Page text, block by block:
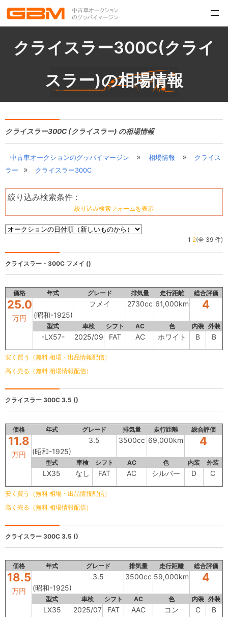
クライスラー300C(クライ
スラー)の相場情報
クライスラー300C (クライスラー) の相場情報
中古車オークションのグッバイマージン » 相場情報 »
クライス
ラー
» クライスラー300C
絞り込み検索条件 :
絞り込み検索フォームを表示
1 2(全 39 件)
クライスラー・300C フメイ ()
価格 年式 グレード 排気量 走行距離 総合評価
25.0
万円 (昭和-1925)
フメイ 2730cc 61,000km 4
型式 車検 シフト AC 色 内装 外装
-LX57- 2025/09 FAT AC ホワイト B B
安く買う（無料 相場・出品情報配信）
高く売る（無料 相場情報配信）
クライスラー 300C 3.5 ()
価格 年式 グレード 排気量 走行距離 総合評価
11.8
万円 (昭和-1925)
3.5 3500cc 69,000km 4
型式 車検 シフト AC 色 内装 外装
LX35 なし FAT AC シルバー D C
安く買う（無料 相場・出品情報配信）
高く売る（無料 相場情報配信）
クライスラー 300C 3.5 ()
価格 年式 グレード 排気量 走行距離 総合評価
18.5
万円 (昭和-1925)
3.5 3500cc 59,000km 4
型式 車検 シフト AC 色 内装 外装
LX35 2025/07 FAT AAC コン C B